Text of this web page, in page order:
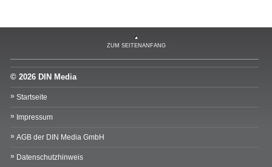
ZUM SEITENANFANG
© 2026 DIN Media
Startseite
Impressum
AGB der DIN Media GmbH
Datenschutzhinweis